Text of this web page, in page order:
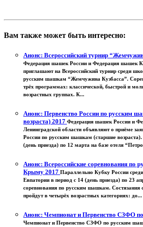
Вам также может быть интересно:
Анонс: Всероссийский турнир
Федерация шашек России и Федерация шашек
приглашают на Всероссийский турнир среди
русским шашкам “Жемчужина Кузбасса”.
трёх программах: классической, быстрой и
возрастных группах. К...
Анонс: Первенство России по русским
возраста) 2017 Федерация шашек России и
Ленинградской области объявляют о приёме
России по русским шашкам (старшие
(день приезда) по 12 марта на базе отеля
Анонс: Всероссийские соревнования по
Крыму 2017 Параллельно Кубку России
Евпатории в период с 14 (день приезда) по 23
соревнования по русским шашкам. Состязания
пройдут в четырёх возрастных категориях: до...
Анонс: Чемпионат и Первенство СЗФО
Чемпионат и Первенство СЗФО по русским